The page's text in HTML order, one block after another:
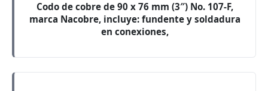
Codo de cobre de 90 x 76 mm (3″) No. 107-F,
marca Nacobre, incluye: fundente y soldadura
en conexiones,